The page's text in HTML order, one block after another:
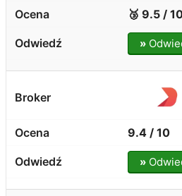
🥉 9.5 /
»
9.4 / 10
»